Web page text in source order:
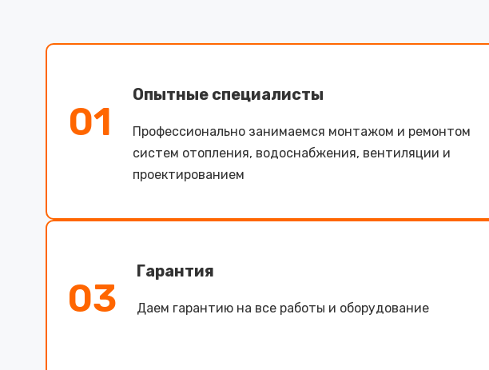
01
Опытные специалисты
Профессионально занимаемся монтажом и ремонтом
систем отопления, водоснабжения, вентиляции и
проектированием
03
Гарантия
Даем гарантию на все работы и оборудование